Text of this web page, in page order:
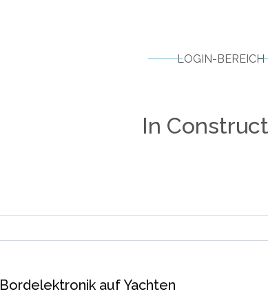
LOGIN-BEREICH
In
Bordelektronik auf Yachten